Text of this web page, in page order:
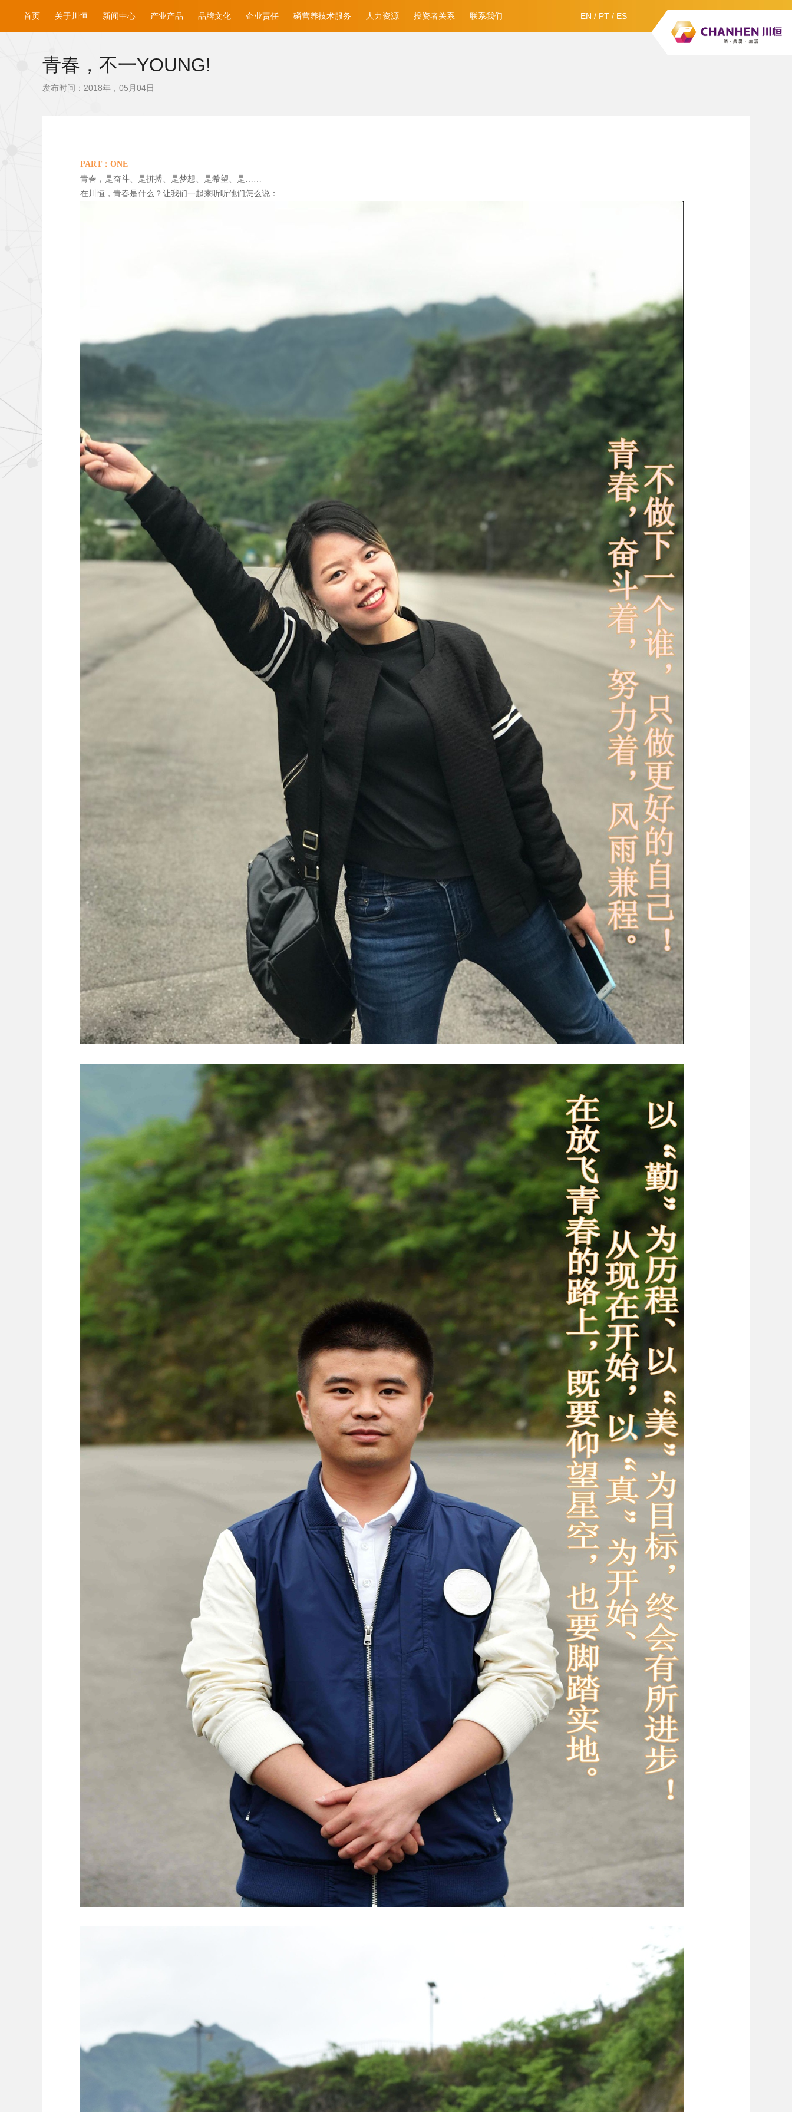
EN / PT / ES
首页 关于川恒 新闻中心 产业产品 品牌文化 企业责任 磷营养技术服务 人力资源 投资者关系 联系我们
青春，不一YOUNG!
发布时间：2018年，05月04日
PART ：ONE
青春，是奋斗、是拼搏、是梦想、是希望、是……
在川恒，青春是什么？让我们一起来听听他们怎么说：